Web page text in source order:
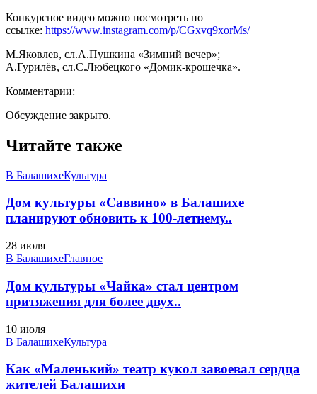
Конкурсное видео можно посмотреть по
ссылке: https://www.instagram.com/p/CGxvq9xorMs/
М.Яковлев, сл.А.Пушкина «Зимний вечер»;
А.Гурилёв, сл.С.Любецкого «Домик-крошечка».
Комментарии:
Обсуждение закрыто.
Читайте также
В БалашихеКультура
Дом культуры «Саввино» в Балашихе
планируют обновить к 100-летнему..
28 июля
В БалашихеГлавное
Дом культуры «Чайка» стал центром
притяжения для более двух..
10 июля
В БалашихеКультура
Как «Маленький» театр кукол завоевал сердца
жителей Балашихи